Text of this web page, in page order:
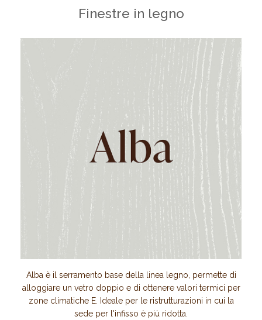
Finestre in legno
Alba è il serramento base della linea legno, permette di
alloggiare un vetro doppio e di ottenere valori termici per
zone climatiche E. Ideale per le ristrutturazioni in cui la
sede per l'infisso è più ridotta.